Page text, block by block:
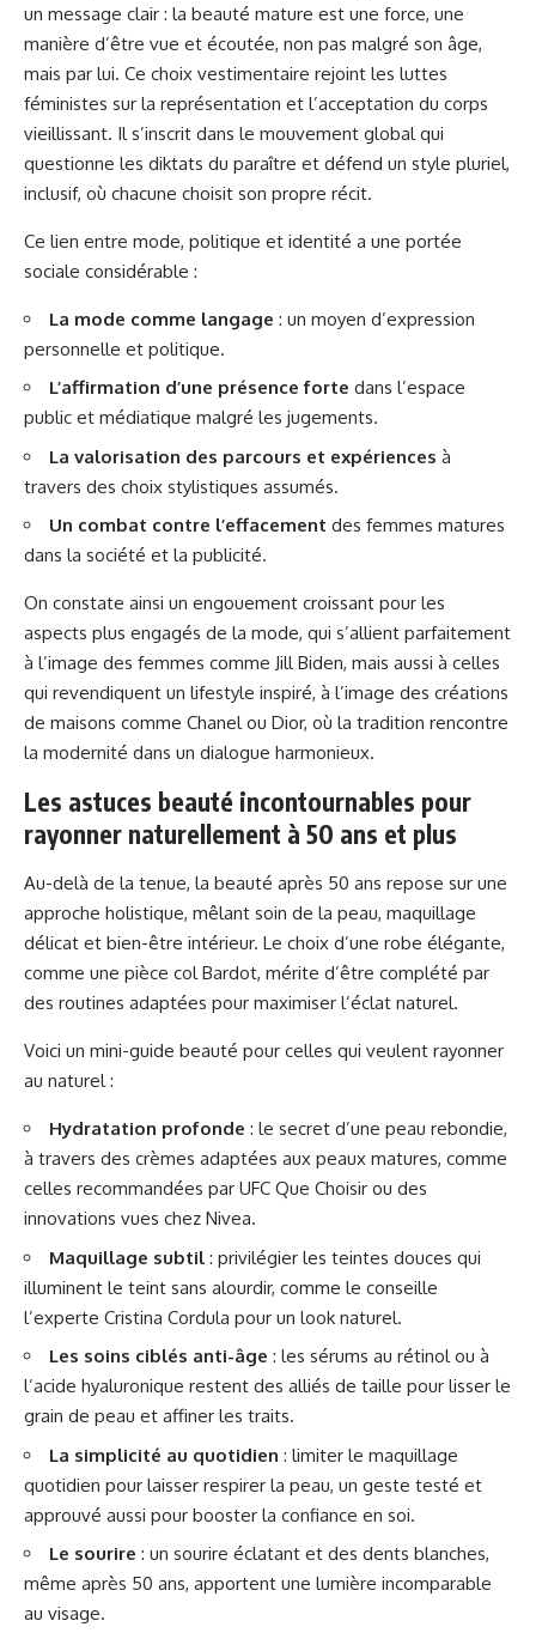
un message clair : la beauté mature est une force, une
manière d’être vue et écoutée, non pas malgré son âge,
mais par lui. Ce choix vestimentaire rejoint les luttes
féministes sur la représentation et l’acceptation du corps
vieillissant. Il s’inscrit dans le mouvement global qui
questionne les diktats du paraître et défend un style pluriel,
inclusif, où chacune choisit son propre récit.
Ce lien entre mode, politique et identité a une portée
sociale considérable :
La mode comme langage : un moyen d’expression
personnelle et politique.
L’affirmation d’une présence forte dans l’espace
public et médiatique malgré les jugements.
La valorisation des parcours et expériences à
travers des choix stylistiques assumés.
Un combat contre l’effacement des femmes matures
dans la société et la publicité.
On constate ainsi un engouement croissant pour les
aspects plus engagés de la mode, qui s’allient parfaitement
à l’image des femmes comme Jill Biden, mais aussi à celles
qui revendiquent un lifestyle inspiré, à l’image des créations
de maisons comme Chanel ou Dior, où la tradition rencontre
la modernité dans un dialogue harmonieux.
Les astuces beauté incontournables pour
rayonner naturellement à 50 ans et plus
Au-delà de la tenue, la beauté après 50 ans repose sur une
approche holistique, mêlant soin de la peau, maquillage
délicat et bien-être intérieur. Le choix d’une robe élégante,
comme une pièce col Bardot, mérite d’être complété par
des routines adaptées pour maximiser l’éclat naturel.
Voici un mini-guide beauté pour celles qui veulent rayonner
au naturel :
Hydratation profonde : le secret d’une peau rebondie,
à travers des crèmes adaptées aux peaux matures, comme
celles recommandées par UFC Que Choisir ou des
innovations vues chez Nivea.
Maquillage subtil : privilégier les teintes douces qui
illuminent le teint sans alourdir, comme le conseille
l’experte Cristina Cordula pour un look naturel.
Les soins ciblés anti-âge : les sérums au rétinol ou à
l’acide hyaluronique restent des alliés de taille pour lisser le
grain de peau et affiner les traits.
La simplicité au quotidien : limiter le maquillage
quotidien pour laisser respirer la peau, un geste testé et
approuvé aussi pour booster la confiance en soi.
Le sourire : un sourire éclatant et des dents blanches,
même après 50 ans, apportent une lumière incomparable
au visage.